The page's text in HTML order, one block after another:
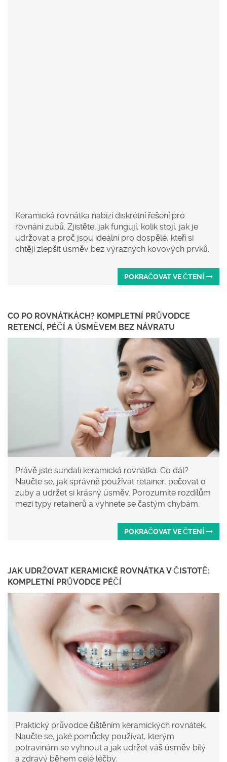
Keramická rovnátka nabízí diskrétní řešení pro
rovnání zubů. Zjistěte, jak fungují, kolik stojí, jak je
udržovat a proč jsou ideální pro dospělé, kteří si
chtějí zlepšit úsměv bez výrazných kovových prvků.
POKRAČOVAT VE ČTENÍ
CO PO ROVNÁTKÁCH? KOMPLETNÍ PRŮVODCE
RETENCÍ, PÉČÍ A ÚSMĚVEM BEZ NÁVRATU
Právě jste sundali keramická rovnátka. Co dál?
Naučte se, jak správně používat retainer, pečovat o
zuby a udržet si krásný úsměv. Porozumíte rozdílům
mezi typy retainerů a vyhnete se častým chybám.
POKRAČOVAT VE ČTENÍ
JAK UDRŽOVAT KERAMICKÉ ROVNÁTKA V ČISTOTĚ:
KOMPLETNÍ PRŮVODCE PÉČÍ
Praktický průvodce čištěním keramických rovnátek.
Naučte se, jaké pomůcky používat, kterým
potravinám se vyhnout a jak udržet váš úsměv bílý
a zdravý během celé léčby.